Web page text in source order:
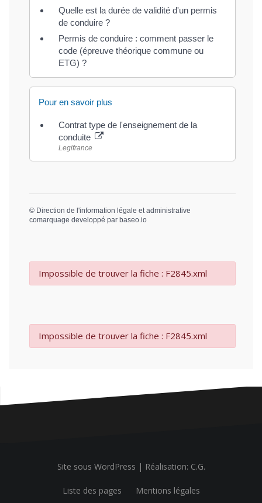
Quelle est la durée de validité d'un permis
de conduire ?
Permis de conduire : comment passer le
code (épreuve théorique commune ou
ETG) ?
Pour en savoir plus
Contrat type de l'enseignement de la
conduite
Legifrance
© Direction de l'information légale et administrative
comarquage developpé par baseo.io
Impossible de trouver la fiche : F2845.xml
Impossible de trouver la fiche : F2845.xml
Site sous WordPress | Réalisation: C.G.
Liste des pages
Mentions légales